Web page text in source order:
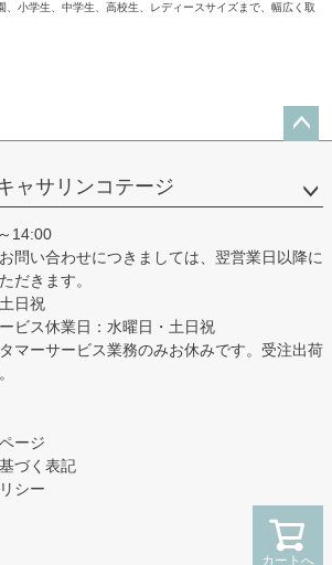
カートへ
、小学生、中学生、高校生、レディースサイズまで、幅広く取
ップ
ャサリンコテージ
14:00
問い合わせにつきましては、翌営業日以降に
だきます。
日祝
ビス休業日：水曜日・土日祝
マーサービス業務のみお休みです。受注出荷
ージ
づく表記
シー